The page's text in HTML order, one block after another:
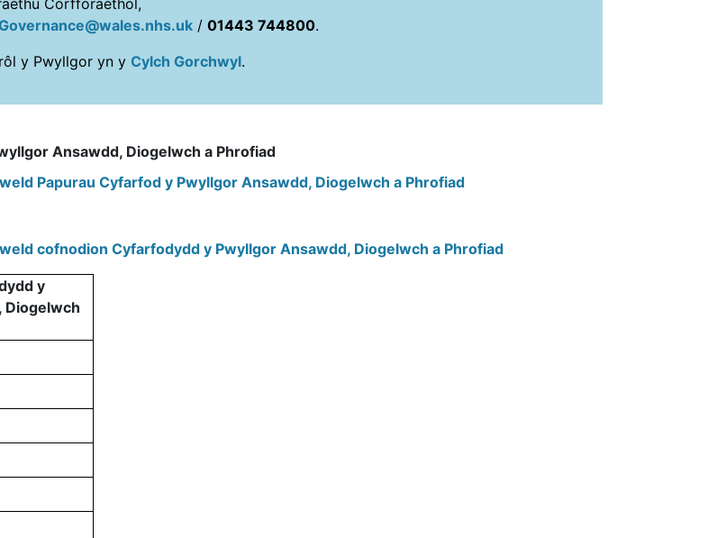
Corfforaethol,
/ 01443 744800.
y Pwyllgor yn y Cylch Gorchwyl.
Ansawdd, Diogelwch a Phrofiad
Papurau Cyfarfod y Pwyllgor Ansawdd, Diogelwch a Phrofiad
cofnodion Cyfarfodydd y Pwyllgor Ansawdd, Diogelwch a Phrofiad
y
Diogelwch